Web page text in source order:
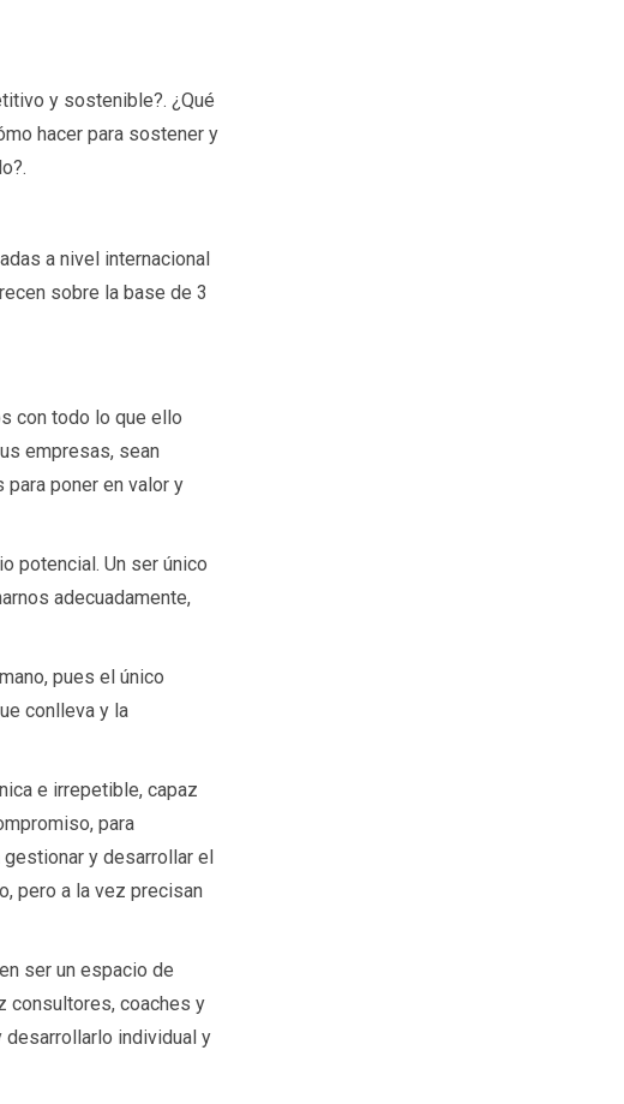
y sostenible?. ¿Qué
hacer para sostener y
a nivel internacional
sobre la base de 3
con todo lo que ello
empresas, sean
poner en valor y
potencial. Un ser único
adecuadamente,
pues el único
conlleva y la
e irrepetible, capaz
para
gestionar y desarrollar el
pero a la vez precisan
ser un espacio de
consultores, coaches y
individual y